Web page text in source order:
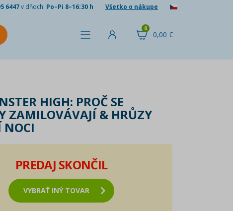
6447v dňoch: Po–Pi 8–16:30 h Všetko o nákupe
0,00 €
0
HIGH: PROČ SE
ZAMILOVÁVAJÍ & HRŮZY
NOCI
PREDAJ SKONČIL
VYBRAŤ INÝ TOVAR